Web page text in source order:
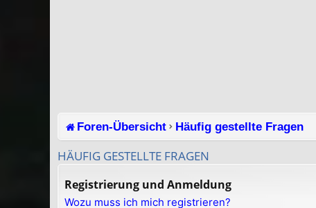
Foren-Übersicht Häufig gestellte Fragen
HÄUFIG GESTELLTE FRAGEN
Registrierung und Anmeldung
Wozu muss ich mich registrieren?